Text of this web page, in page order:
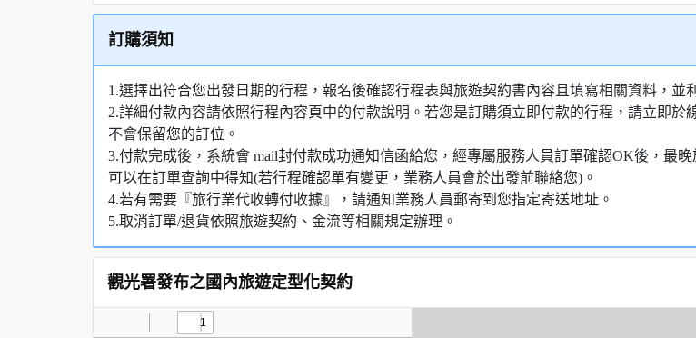
訂購須知
1.選擇出符合您出發日期的行程，報名後確認行程表與旅遊契約書內容且填寫相關資料，並
2.詳細付款內容請依照行程內容頁中的付款說明。若您是訂購須立即付款的行程，請立即
不會保留您的訂位。
3.付款完成後，系統會 mail封付款成功通知信函給您，經專屬服務人員訂單確認OK後，最
可以在訂單查詢中得知(若行程確認單有變更，業務人員會於出發前聯絡您)。
4.若有需要『旅行業代收轉付收據』，請通知業務人員郵寄到您指定寄送地址。
5.取消訂單/退貨依照旅遊契約、金流等相關規定辦理。
觀光署發布之國內旅遊定型化契約